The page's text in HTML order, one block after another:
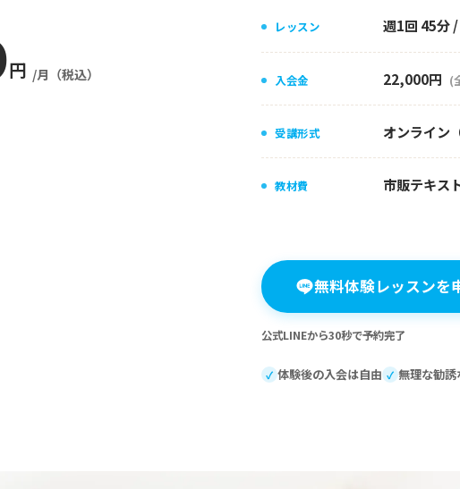
円 /月（税込）
レッスン 週1回 45分
入会金 22,000円 (
受講形式 オンライン
教材費 市販テキス
無料体験レッスンを
公式LINEから30秒で予約完了
✓ 体験後の入会は自由 ✓ 無理な勧誘